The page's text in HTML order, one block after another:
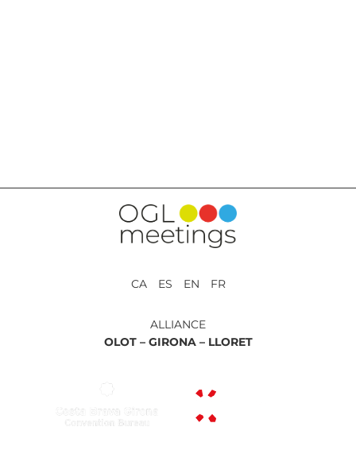
CA ES EN FR
ALLIANCE
OLOT – GIRONA – LLORET